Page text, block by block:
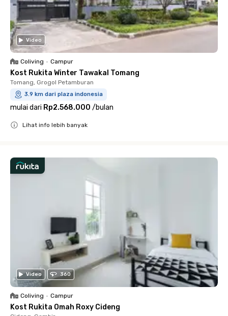
Video
Coliving • Campur
Kost Rukita Winter Tawakal Tomang
Tomang, Grogol Petamburan
3.9 km dari plaza indonesia
mulai dari Rp2.568.000 /bulan
Lihat info lebih banyak
Video 360
Coliving • Campur
Kost Rukita Omah Roxy Cideng